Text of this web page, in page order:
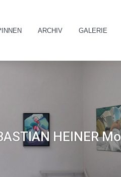
ARCHIV GALERIE
HEINER